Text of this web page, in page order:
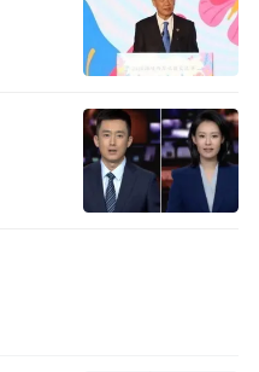
在内的视频、图片或音
“大风号”用户上传并发
间服务。
(including the videos,
is uploaded and posted
which is a social media